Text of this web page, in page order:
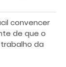
convencer
de que o
da